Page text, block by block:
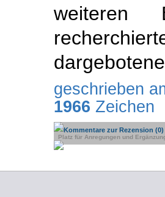
weiteren
geschrieben
1966 Zeichen
Kommentare zur Rezension (0)
Platz für Anregungen und